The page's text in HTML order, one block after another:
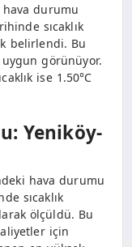
hava durumu
sıcaklık
belirlendi. Bu
görünüyor.
ise 1.50°C
Yeniköy-
hava durumu
sıcaklık
ölçüldü. Bu
için